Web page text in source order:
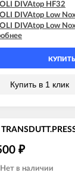
DOMIproject F24
DOMIproject F32
DOMIproject
DOMItech C24
DOMItech C24 D
DOMItech C32
DOMItech C32 D
DOMItech F24
DOMItech F24 D
DIVAtop HF32
DIVAtop Low
DIVAtop Low
DIVAtop micro
DIVAtop micro
DIVAtop micro
DIVAtop micro
КУПИТЬ
Купить в 1 клик
₽
Нет в наличии